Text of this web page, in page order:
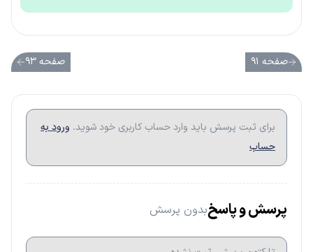
صفحه ۹۱ صفحه ۹۳
برای ثبت پرسش باید وارد حساب کاربری خود شوید. ورود به
حساب
پرسش و پاسخبدون پرسش